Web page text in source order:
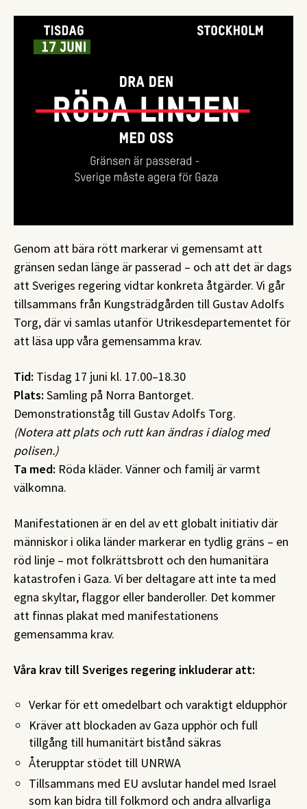
Genom att bära rött markerar vi gemensamt att
gränsen sedan länge är passerad – och att det är dags
att Sveriges regering vidtar konkreta åtgärder. Vi går
tillsammans från Kungsträdgården till Gustav Adolfs
Torg, där vi samlas utanför Utrikesdepartementet för
att läsa upp våra gemensamma krav.
Tid: Tisdag 17 juni kl. 17.00–18.30
Plats: Samling på Norra Bantorget.
Demonstrationståg till Gustav Adolfs Torg.
(Notera att plats och rutt kan ändras i dialog med
polisen.)
Ta med: Röda kläder. Vänner och familj är varmt
välkomna.
Manifestationen är en del av ett globalt initiativ där
människor i olika länder markerar en tydlig gräns – en
röd linje – mot folkrättsbrott och den humanitära
katastrofen i Gaza. Vi ber deltagare att inte ta med
egna skyltar, flaggor eller banderoller. Det kommer
att finnas plakat med manifestationens
gemensamma krav.
Våra krav till Sveriges regering inkluderar att:
Verkar för ett omedelbart och varaktigt eldupphör
Kräver att blockaden av Gaza upphör och full
tillgång till humanitärt bistånd säkras
Återupptar stödet till UNRWA
Tillsammans med EU avslutar handel med Israel
som kan bidra till folkmord och andra allvarliga